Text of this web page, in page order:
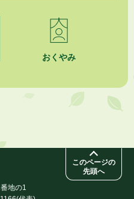
じめての将棋教室
おくやみ
このページの
先頭へ
地の1